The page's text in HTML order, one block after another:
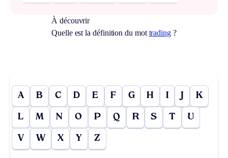
À découvrir
Quelle est la définition du mot trading ?
A B C D E F G H I J K
L M N O P Q R S T U
V W X Y Z